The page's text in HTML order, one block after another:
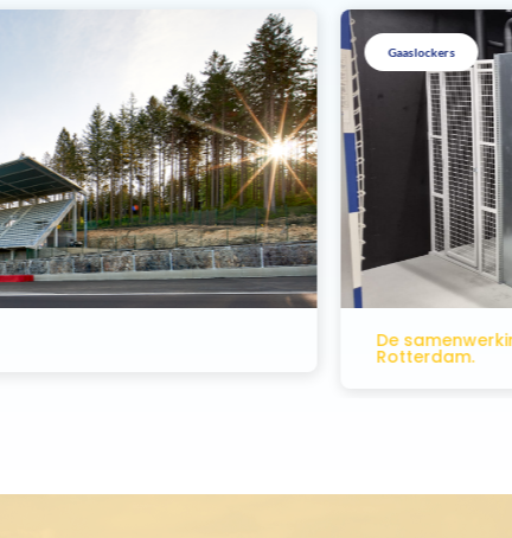
Gaaslockers
De samenwerking van Holland